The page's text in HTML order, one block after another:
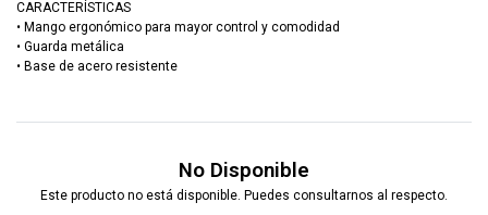
CARACTERÍSTICAS
• Mango ergonómico para mayor control y comodidad
• Guarda metálica
• Base de acero resistente
No Disponible
Este producto no está disponible. Puedes consultarnos al respecto.